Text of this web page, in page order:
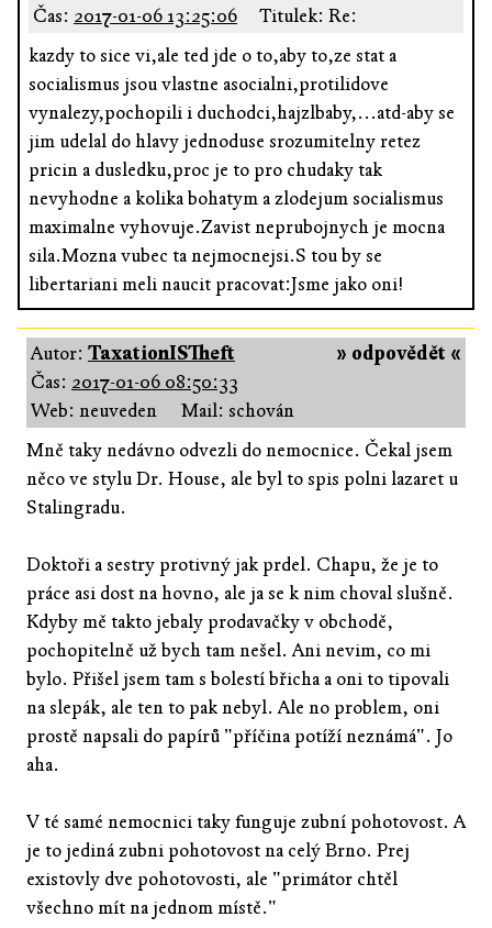
Čas: 2017-01-06 13:25:06
Titulek: Re:
kazdy to sice vi,ale ted jde o to,aby to,ze stat a
socialismus jsou vlastne asocialni,protilidove
vynalezy,pochopili i duchodci,hajzlbaby,...atd-aby se
jim udelal do hlavy jednoduse srozumitelny retez
pricin a dusledku,proc je to pro chudaky tak
nevyhodne a kolika bohatym a zlodejum socialismus
maximalne vyhovuje.Zavist neprubojnych je mocna
sila.Mozna vubec ta nejmocnejsi.S tou by se
libertariani meli naucit pracovat:Jsme jako oni!
» odpovědět «
Autor: TaxationISTheft
Čas: 2017-01-06 08:50:33
Web: neuveden
Mail: schován
Mně taky nedávno odvezli do nemocnice. Čekal jsem
něco ve stylu Dr. House, ale byl to spis polni lazaret u
Stalingradu.
Doktoři a sestry protivný jak prdel. Chapu, že je to
práce asi dost na hovno, ale ja se k nim choval slušně.
Kdyby mě takto jebaly prodavačky v obchodě,
pochopitelně už bych tam nešel. Ani nevim, co mi
bylo. Přišel jsem tam s bolestí břicha a oni to tipovali
na slepák, ale ten to pak nebyl. Ale no problem, oni
prostě napsali do papírů "příčina potíží neznámá". Jo
aha.
V té samé nemocnici taky funguje zubní pohotovost. A
je to jediná zubni pohotovost na celý Brno. Prej
existovly dve pohotovosti, ale "primátor chtěl
všechno mít na jednom místě."